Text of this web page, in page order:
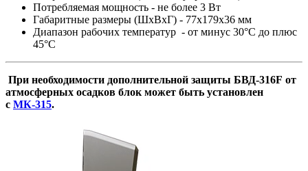
Потребляемая мощность - не более 3 Вт
Габаритные размеры (ШхВхГ) - 77х179х36 мм
Диапазон рабочих температур - от минус 30°С до плюс
45°С
При необходимости дополнительной защиты БВД-316F от
атмосферных осадков блок может быть установлен
с МК-315.